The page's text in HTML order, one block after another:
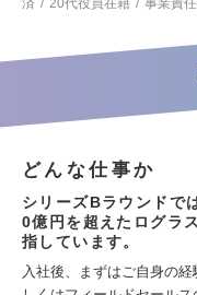
済
20代役員在籍 事業責
どんな仕事か
シリーズBラウンドで
0億円を超えたログラ
指しています。
入社後、まずはご自身の